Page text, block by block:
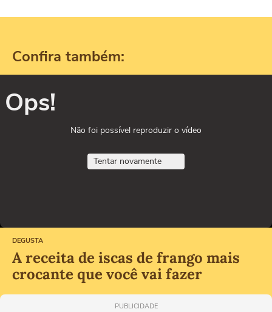
Confira também:
Ops!
Não foi possível reproduzir o vídeo
Tentar novamente
DEGUSTA
A receita de iscas de frango mais
crocante que você vai fazer
PUBLICIDADE